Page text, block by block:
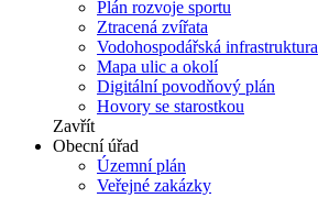
Plán rozvoje sportu
Ztracená zvířata
Vodohospodářská infrastruktura
Mapa ulic a okolí
Digitální povodňový plán
Hovory se starostkou
Zavřít
Obecní úřad
Územní plán
Veřejné zakázky